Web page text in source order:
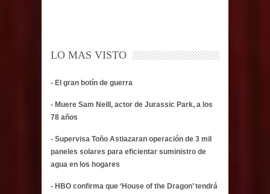
LO MAS VISTO
- El gran botín de guerra
- Muere Sam Neill, actor de Jurassic Park, a los
78 años
- Supervisa Toño Astiazaran operación de 3 mil
paneles solares para eficientar suministro de
agua en los hogares
- HBO confirma que ‘House of the Dragon’ tendrá